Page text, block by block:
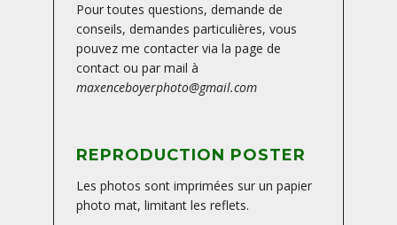
Pour toutes questions, demande de
conseils, demandes particulières, vous
pouvez me contacter via la page de
contact ou par mail à
maxenceboyerphoto@gmail.com
REPRODUCTION POSTER
Les photos sont imprimées sur un papier
photo mat, limitant les reflets.